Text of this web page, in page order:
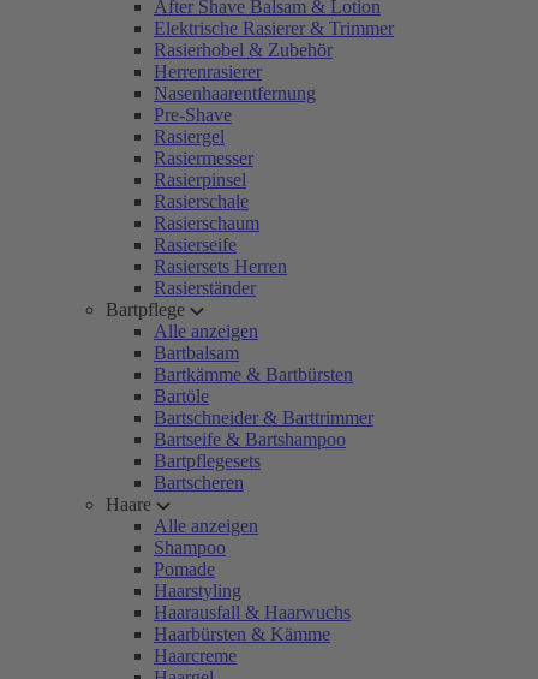
After Shave Balsam & Lotion
Elektrische Rasierer & Trimmer
Rasierhobel & Zubehör
Herrenrasierer
Nasenhaarentfernung
Pre-Shave
Rasiergel
Rasiermesser
Rasierpinsel
Rasierschale
Rasierschaum
Rasierseife
Rasiersets Herren
Rasierständer
Bartpflege
Alle anzeigen
Bartbalsam
Bartkämme & Bartbürsten
Bartöle
Bartschneider & Barttrimmer
Bartseife & Bartshampoo
Bartpflegesets
Bartscheren
Haare
Alle anzeigen
Shampoo
Pomade
Haarstyling
Haarausfall & Haarwuchs
Haarbürsten & Kämme
Haarcreme